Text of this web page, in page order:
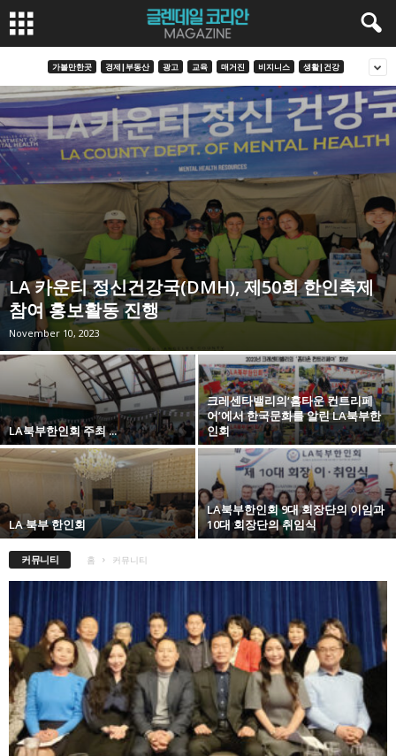
가볼만한곳 경제|부동산 광고 교육 매거진 비지니스 생활|건강
LA 카운티 정신건강국(DMH), 제50회 한인축제
참여 홍보활동 진행
November 10, 2023
LA북부한인회 주최 ...
크레센타밸리의‘홈타운 컨트리페
어’에서 한국문화를 알린 LA북부한
인회
LA 북부 한인회
LA북부한인회 9대 회장단의 이임과
10대 회장단의 취임식
커뮤니티 홈 커뮤니티